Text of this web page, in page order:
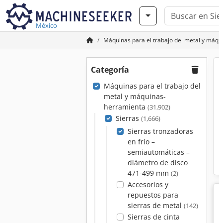
México
Máquinas para el trabajo del metal y
Categoría
Máquinas para el trabajo del
metal y máquinas-
herramienta (31,902)
Sierras (1,666)
Sierras tronzadoras
en frío –
semiautomáticas –
diámetro de disco
471-499 mm (2)
Accesorios y
repuestos para
sierras de metal (142)
Sierras de cinta